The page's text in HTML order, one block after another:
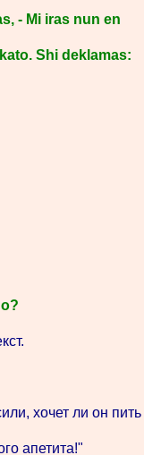
- Mi iras nun en
Shi deklamas:
хочет ли он пить
апетита!"